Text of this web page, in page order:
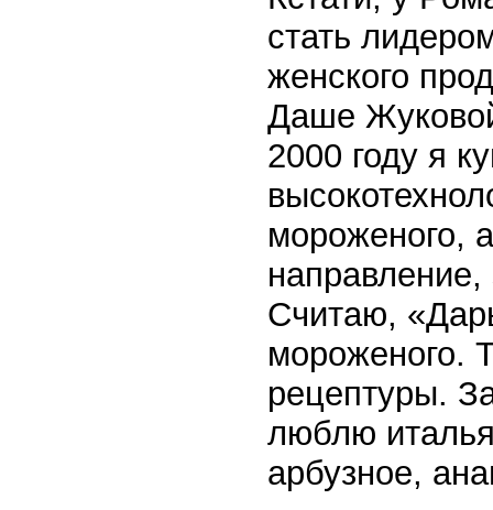
стать
женского
Даше
2000 году я
мороженого,
направление,
Считаю,
мороженого.
рецептуры.
люблю
арбузное,